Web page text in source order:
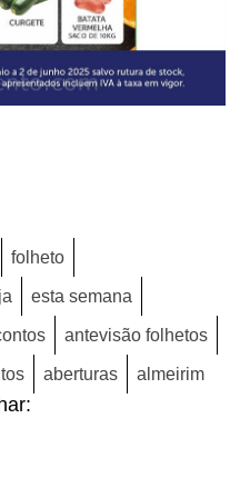
folheto
esta semana
antevisão folhetos
aberturas almeirim